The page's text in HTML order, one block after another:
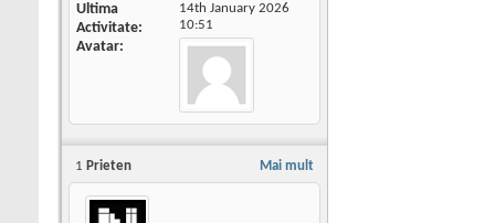
Ultima
Activitate
14th January 2026
10:51
Avatar
Mai mult
1 Prieten